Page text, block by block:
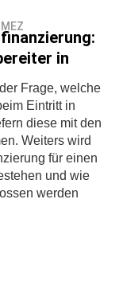
in
Frage, welche
Eintritt in
diese mit den
Weiters wird
für einen
und wie
werden